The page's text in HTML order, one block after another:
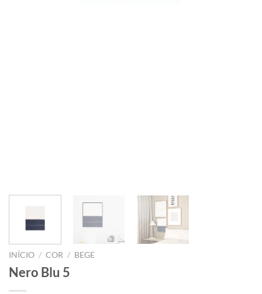
INÍCIO / COR / BEGE
Nero Blu 5